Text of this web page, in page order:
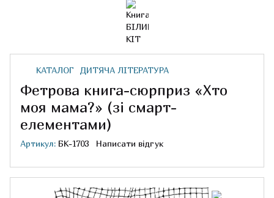
КАТАЛОГ ДИТЯЧА ЛІТЕРАТУРА
Фетрова книга-сюрприз «Хто
моя мама?» (зі смарт-
елементами)
Артикул: БК-1703 Написати відгук